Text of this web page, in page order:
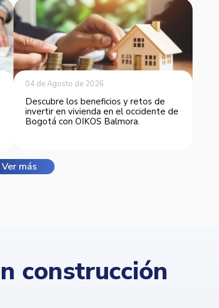
04 de Agosto de 2026
Descubre los beneficios y retos de
invertir en vivienda en el occidente de
Bogotá con OIKOS Balmora.
Ver más
construcción